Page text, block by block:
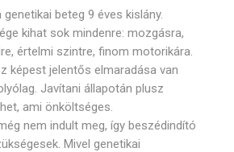
genetikai beteg 9 éves kislány.
kihat sok mindenre: mozgásra,
értelmi szintre, finom motorikára.
képest jelentős elmaradása van
Javítani állapotán plusz
ami önköltséges.
nem indult meg, így beszédindító
Mivel genetikai